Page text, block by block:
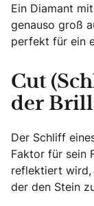
Ein Diamant
genauso groß
perfekt für ein
Cut
der
Der Schliff
Faktor für sein
reflektiert wird,
der den Stein